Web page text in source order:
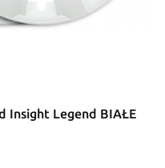
Insight Legend BIAŁE